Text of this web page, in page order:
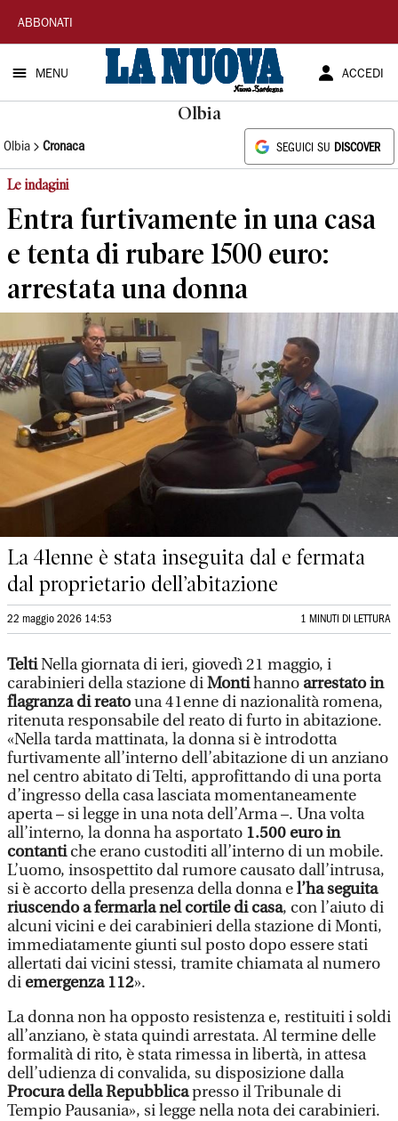
La
Nuova
Sardegna
ABBONATI
MENU ACCEDI
Olbia
Olbia Cronaca SEGUICI SU DISCOVER
Le indagini
Entra furtivamente in una casa
e tenta di rubare 1500 euro:
arrestata una donna
La 41enne è stata inseguita dal e fermata
dal proprietario dell’abitazione
22 maggio 2026 14:53 1 MINUTI DI LETTURA
TeltiNella giornata di ieri, giovedì 21 maggio, i
carabinieri della stazione diMontihanno arrestato in
flagranza di reatouna 41enne di nazionalità romena,
ritenuta responsabile del reato di furto in abitazione.
«Nella tarda mattinata, la donna si è introdotta
furtivamente all’interno dell’abitazione di un anziano
nel centro abitato di Telti, approfittando di una porta
d’ingresso della casa lasciata momentaneamente
aperta – si legge in una nota dell’Arma –. Una volta
all’interno, la donna ha asportato 1.500 euro in
contanti che erano custoditi all’interno di un mobile.
L’uomo, insospettito dal rumore causato dall’intrusa,
si è accorto della presenza della donna el’ha seguita
riuscendo a fermarla nel cortile di casa, con l’aiuto di
alcuni vicini e dei carabinieri della stazione di Monti,
immediatamente giunti sul posto dopo essere stati
allertati dai vicini stessi, tramite chiamata al numero
di emergenza 112».
La donna non ha opposto resistenza e, restituiti i soldi
all’anziano, è stata quindi arrestata. Al termine delle
formalità di rito, è stata rimessa in libertà, in attesa
dell’udienza di convalida, su disposizione dalla
Procura della Repubblicapresso il Tribunale di
Tempio Pausania», si legge nella nota dei carabinieri.